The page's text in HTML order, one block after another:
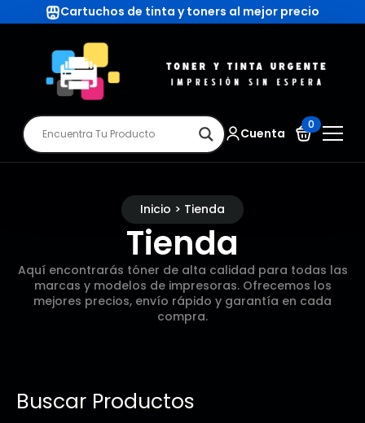
Cartuchos de tinta y toners al mejor precio
Cuenta
0
Inicio > Tienda
Tienda
Aquí encontrarás tóner de alta calidad para todas las
marcas y modelos de impresoras. Ofrecemos los
mejores precios, envío rápido y garantía en cada
compra.
Buscar Productos